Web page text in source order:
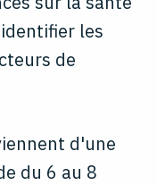
les
de
d'une
du 6 au 8